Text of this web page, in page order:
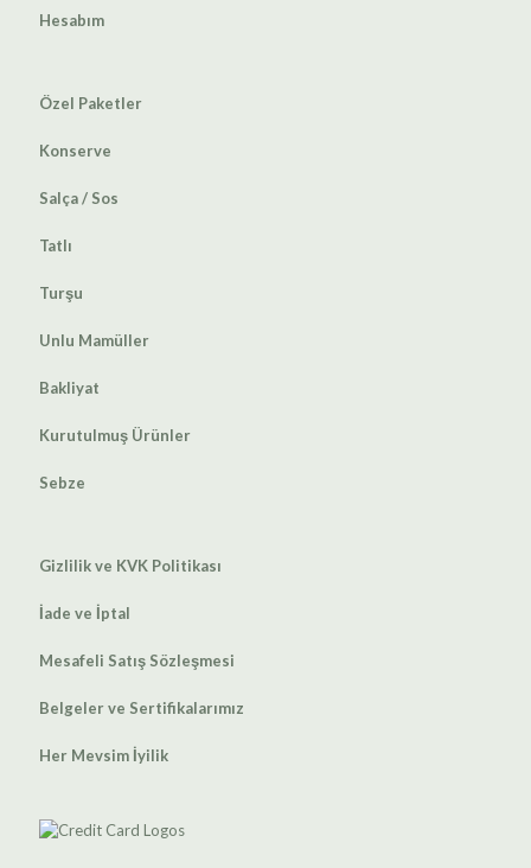
Hesabım
Özel Paketler
Konserve
Salça / Sos
Tatlı
Turşu
Unlu Mamüller
Bakliyat
Kurutulmuş Ürünler
Sebze
Gizlilik ve KVK Politikası
İade ve İptal
Mesafeli Satış Sözleşmesi
Belgeler ve Sertifikalarımız
Her Mevsim İyilik